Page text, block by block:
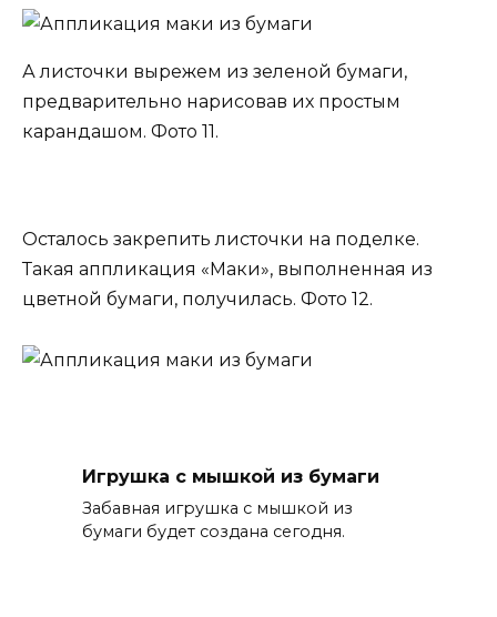
А листочки вырежем из зеленой бумаги,
предварительно нарисовав их простым
карандашом. Фото 11.
Осталось закрепить листочки на поделке.
Такая аппликация «Маки», выполненная из
цветной бумаги, получилась. Фото 12.
Игрушка с мышкой из бумаги
Забавная игрушка с мышкой из
бумаги будет создана сегодня.